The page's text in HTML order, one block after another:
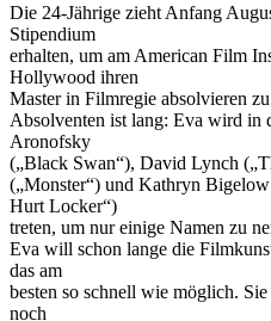
Die 24-Jährige zieht Anfang
Stipendium
erhalten, um am American Film
Hollywood ihren
Master in Filmregie absolvieren
Absolventen ist lang: Eva wird in
Aronofsky
(„Black Swan“), David Lynch
(„Monster“) und Kathryn
Hurt Locker“)
treten, um nur einige Namen zu
Eva will schon lange die
das am
besten so schnell wie möglich.
noch